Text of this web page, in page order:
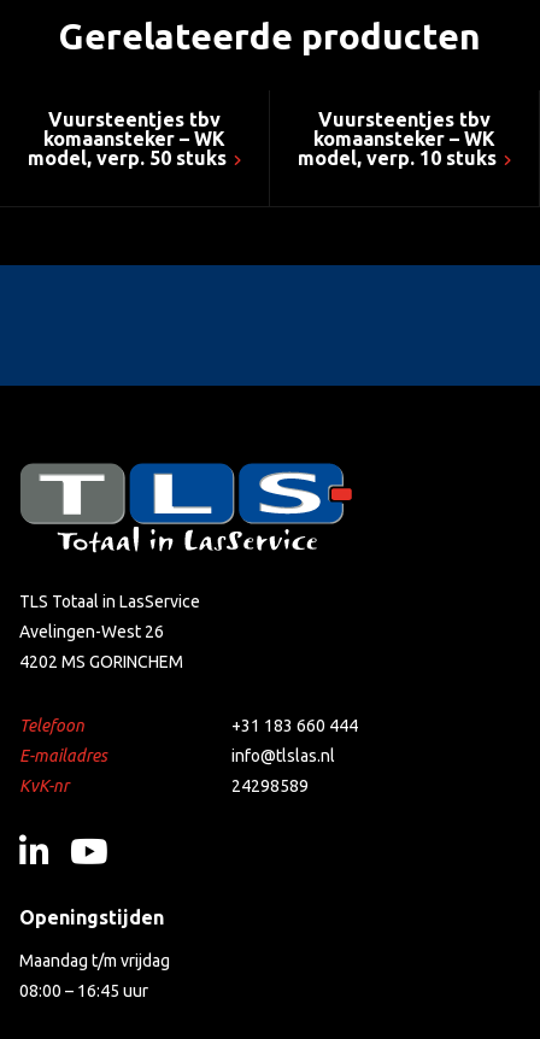
Gerelateerde producten
Vuursteentjes tbv
komaansteker – WK
model, verp. 50 stuks
Vuursteentjes tbv
komaansteker – WK
model, verp. 10 stuks
TLS Totaal in LasService
Avelingen-West 26
4202 MS GORINCHEM
Telefoon
+31 183 660 444
E-mailadres
info@tlslas.nl
KvK-nr
24298589
Openingstijden
Maandag t/m vrijdag
08:00 – 16:45 uur